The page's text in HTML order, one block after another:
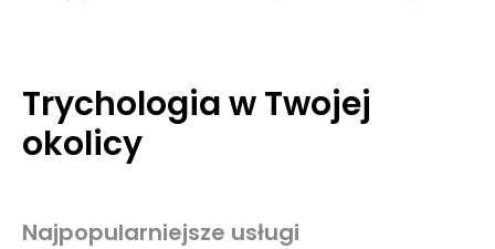
Trychologia w Twojej
okolicy
Najpopularniejsze usługi